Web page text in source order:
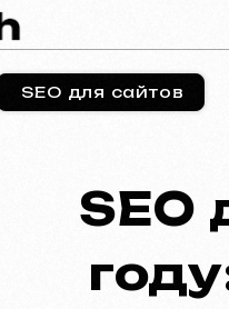
для сайтов
SEO